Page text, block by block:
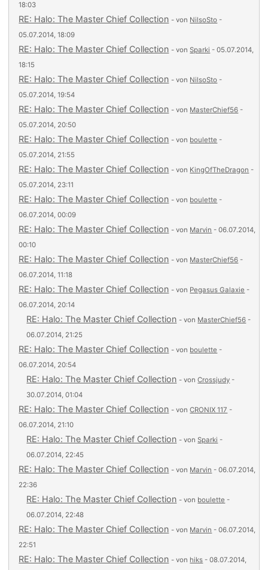
18:03
RE: Halo: The Master Chief Collection - von NilsoSto -
05.07.2014, 18:09
RE: Halo: The Master Chief Collection - vonSparki - 05.07.2014,
18:15
RE: Halo: The Master Chief Collection - von NilsoSto -
05.07.2014, 19:54
RE: Halo: The Master Chief Collection - von MasterChief56 -
05.07.2014, 20:50
RE: Halo: The Master Chief Collection - von boulette -
05.07.2014, 21:55
RE: Halo: The Master Chief Collection - von KingOfTheDragon -
05.07.2014, 23:11
RE: Halo: The Master Chief Collection - von boulette -
06.07.2014, 00:09
RE: Halo: The Master Chief Collection - von Marvin - 06.07.2014,
00:10
RE: Halo: The Master Chief Collection - von MasterChief56 -
06.07.2014, 11:18
RE: Halo: The Master Chief Collection - von Pegasus Galaxie -
06.07.2014, 20:14
RE: Halo: The Master Chief Collection - von MasterChief56 -
06.07.2014, 21:25
RE: Halo: The Master Chief Collection - von boulette -
06.07.2014, 20:54
RE: Halo: The Master Chief Collection - vonCrossjudy -
30.07.2014, 01:04
RE: Halo: The Master Chief Collection - vonCRONIX 117 -
06.07.2014, 21:10
RE: Halo: The Master Chief Collection - vonSparki -
06.07.2014, 22:45
RE: Halo: The Master Chief Collection - von Marvin - 06.07.2014,
22:36
RE: Halo: The Master Chief Collection - von boulette -
06.07.2014, 22:48
RE: Halo: The Master Chief Collection - von Marvin - 06.07.2014,
22:51
RE: Halo: The Master Chief Collection - von hiks - 08.07.2014,